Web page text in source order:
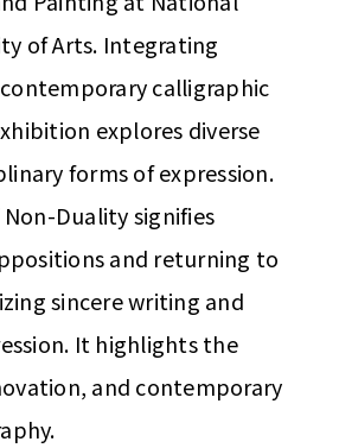
of Arts. Integrating
calligraphic
explores diverse
forms of expression.
Duality signifies
and returning to
sincere writing and
It highlights the
and contemporary